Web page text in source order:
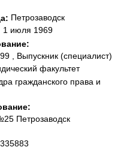
Петрозаводск
1 июля 1969
, Выпускник (специалист)
факультет
гражданского права и
Петрозаводск